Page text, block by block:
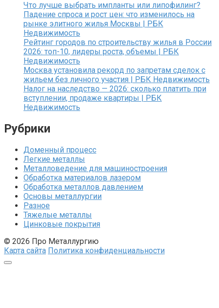
Что лучше выбрать импланты или липофилинг?
Падение спроса и рост цен: что изменилось на
рынке элитного жилья Москвы | РБК
Недвижимость
Рейтинг городов по строительству жилья в России
2026: топ-10, лидеры роста, объемы | РБК
Недвижимость
Москва установила рекорд по запретам сделок с
жильем без личного участия | РБК Недвижимость
Налог на наследство — 2026: сколько платить при
вступлении, продаже квартиры | РБК
Недвижимость
Рубрики
Доменный процесс
Легкие металлы
Металловедение для машиностроения
Обработка материалов лазером
Обработка металлов давлением
Основы металлургии
Разное
Тяжелые металлы
Цинковые покрытия
© 2026 Про Металлургию
Карта сайта Политика конфиденциальности